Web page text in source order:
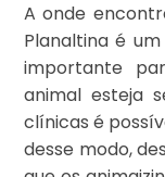
A onde
Planaltina é
importante
animal esteja
clínicas é
desse modo,